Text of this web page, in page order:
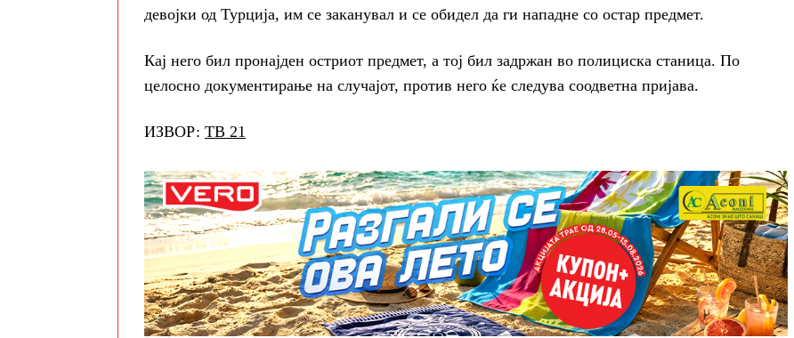
девојки од Турција, им се заканувал и се обидел да ги нападне со остар предмет.
Кај него бил пронајден остриот предмет, а тој бил задржан во полицискa станица. По
целосно документирање на случајот, против него ќе следува соодветна пријава.
ИЗВОР: ТВ 21